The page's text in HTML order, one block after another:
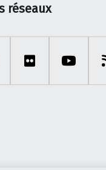
réseaux